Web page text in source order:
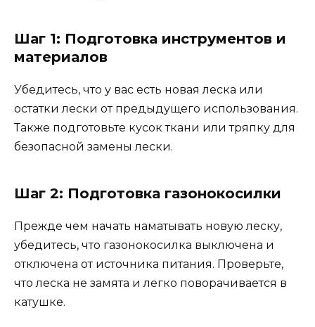
Шаг 1: Подготовка инструментов и
материалов
Убедитесь, что у вас есть новая леска или
остатки лески от предыдущего использования.
Также подготовьте кусок ткани или тряпку для
безопасной замены лески.
Шаг 2: Подготовка газонокосилки
Прежде чем начать наматывать новую леску,
убедитесь, что газонокосилка выключена и
отключена от источника питания. Проверьте,
что леска не замята и легко поворачивается в
катушке.